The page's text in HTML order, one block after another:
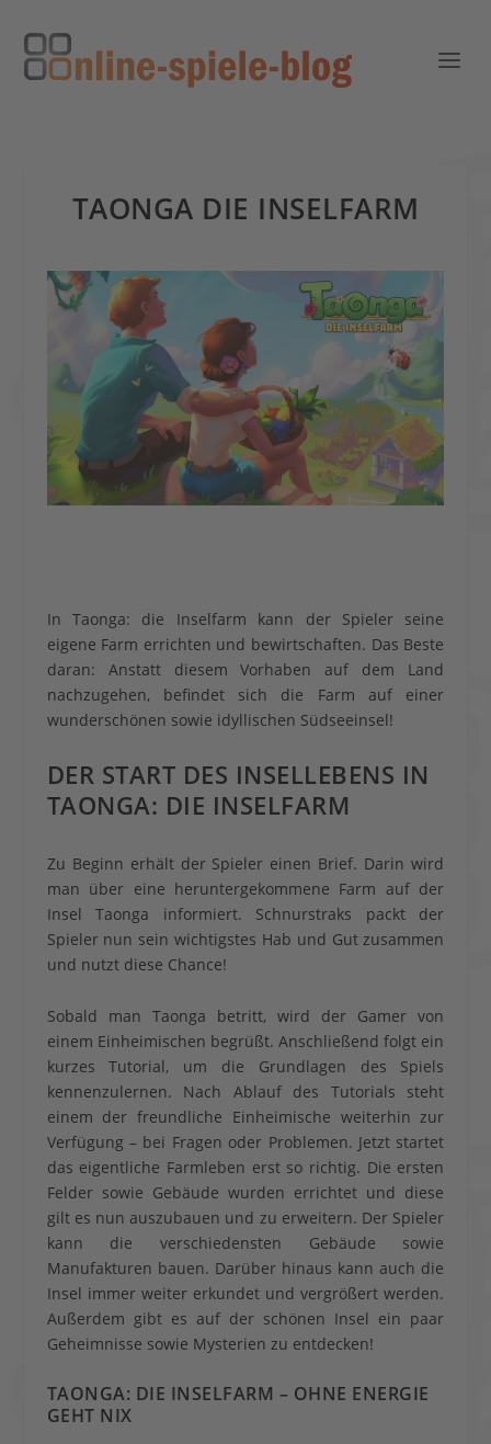
TAONGA DIE INSELFARM
In Taonga: die Inselfarm kann der Spieler seine
eigene Farm errichten und bewirtschaften. Das Beste
daran: Anstatt diesem Vorhaben auf dem Land
nachzugehen, befindet sich die Farm auf einer
wunderschönen sowie idyllischen Südseeinsel!
DER START DES INSELLEBENS IN
TAONGA: DIE INSELFARM
Zu Beginn erhält der Spieler einen Brief. Darin wird
man über eine heruntergekommene Farm auf der
Insel Taonga informiert. Schnurstraks packt der
Spieler nun sein wichtigstes Hab und Gut zusammen
und nutzt diese Chance!
Sobald man Taonga betritt, wird der Gamer von
einem Einheimischen begrüßt. Anschließend folgt ein
kurzes Tutorial, um die Grundlagen des Spiels
kennenzulernen. Nach Ablauf des Tutorials steht
einem der freundliche Einheimische weiterhin zur
Verfügung – bei Fragen oder Problemen. Jetzt startet
das eigentliche Farmleben erst so richtig. Die ersten
Felder sowie Gebäude wurden errichtet und diese
gilt es nun auszubauen und zu erweitern. Der Spieler
kann die verschiedensten Gebäude sowie
Manufakturen bauen. Darüber hinaus kann auch die
Insel immer weiter erkundet und vergrößert werden.
Außerdem gibt es auf der schönen Insel ein paar
Geheimnisse sowie Mysterien zu entdecken!
TAONGA: DIE INSELFARM – OHNE ENERGIE
GEHT NIX